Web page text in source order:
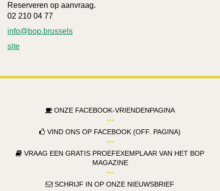
Reserveren op aanvraag.
02 210 04 77
info@bop.brussels
site
ONZE FACEBOOK-VRIENDENPAGINA
VIND ONS OP FACEBOOK (OFF. PAGINA)
VRAAG EEN GRATIS PROEFEXEMPLAAR VAN HET BOP
MAGAZINE
SCHRIJF IN OP ONZE NIEUWSBRIEF